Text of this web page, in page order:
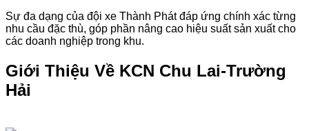
Sự đa dạng của đội xe Thành Phát đáp ứng chính xác từng
nhu cầu đặc thù, góp phần nâng cao hiệu suất sản xuất cho
các doanh nghiệp trong khu.
Giới Thiệu Về KCN Chu Lai-Trường
Hải